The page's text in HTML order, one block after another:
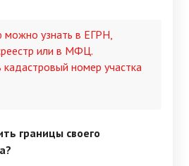
узнать в ЕГРН,
или в МФЦ.
номер участка
границы своего